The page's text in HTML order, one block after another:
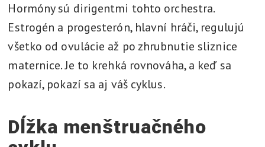
Hormóny sú dirigentmi tohto orchestra.
Estrogén a progesterón, hlavní hráči, regulujú
všetko od ovulácie až po zhrubnutie sliznice
maternice. Je to krehká rovnováha, a keď sa
pokazí, pokazí sa aj váš cyklus.
Dĺžka menštruačného